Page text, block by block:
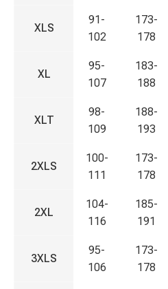
XLS
91-
102
173-
178
XL
95-
107
183-
188
XLT
98-
109
188-
193
2XLS
100-
111
173-
178
2XL
104-
116
185-
191
3XLS
95-
106
173-
178